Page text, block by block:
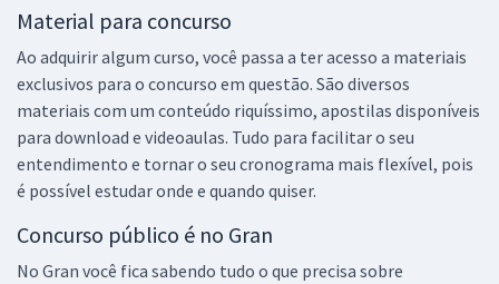
Material para concurso
Ao adquirir algum curso, você passa a ter acesso a materiais
exclusivos para o concurso em questão. São diversos
materiais com um conteúdo riquíssimo, apostilas disponíveis
para download e videoaulas. Tudo para facilitar o seu
entendimento e tornar o seu cronograma mais flexível, pois
é possível estudar onde e quando quiser.
Concurso público é no Gran
No Gran você fica sabendo tudo o que precisa sobre